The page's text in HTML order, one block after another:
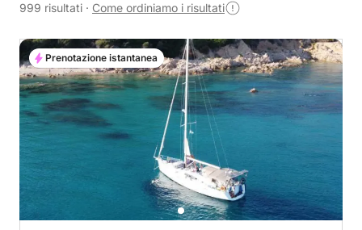
999 risultati · Come ordiniamo i risultati
Prenotazione istantanea